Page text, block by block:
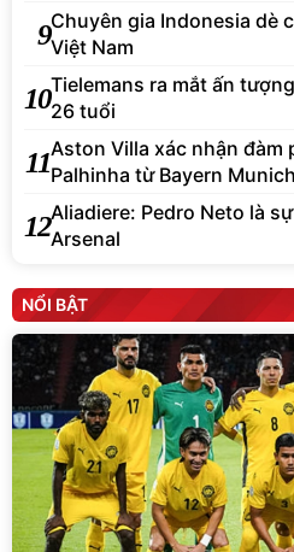
9Chuyên gia Indonesia dè
Việt Nam
10Tielemans ra mắt ấn
26 tuổi
11Aston Villa xác nhận đàm
Palhinha từ Bayern Munich
12Aliadiere: Pedro Neto là
Arsenal
NỔI BẬT